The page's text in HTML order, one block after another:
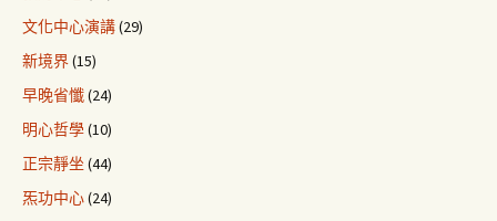
文化中心演講(29)
新境界(15)
早晚省懺(24)
明心哲學(10)
正宗靜坐 (44)
炁功中心(24)